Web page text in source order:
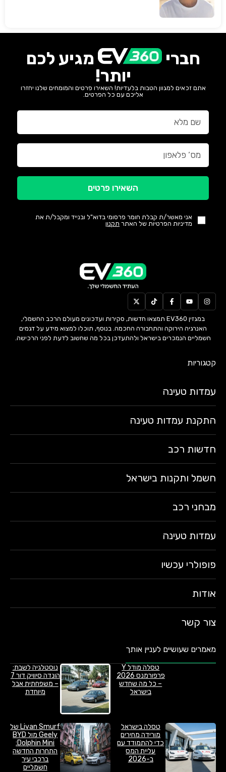
חברי
מגיע לכם
יותר!
אתם זכאים למגוון הטבות בלעדיות! השאירו פרטים והמומחים שלנו יחזרו
אליכם עם כל הפרטים.
אני מאשר/ת קבלת חומר פרסומי בדוא"ל ובנייד ומקבל/ת את
מדיניות הפרטיות של האתר תקנון
השאירו פרטים
במגזין EV360 תמצאו חדשות, סקירות ועדכונים מעולם הרכב החשמלי,
האנרגיה הירוקה והתחבורה החכמה. בנוסף, תוכלו למצוא מידע על דגמים
חשמליים הנמכרים בישראל ולהתעדכן בכל מה שחשוב לדעת לפני הרכישה.
קטגוריות
עמדות טעינה
התקנת עמדות טעינה
חדשות רכב
חשמל ותקנות בישראל
מבחני רכב
עמדות טעינה
פופולרי עכשיו
אודות
צור קשר
מאמרים שעושיים לעניין אותך
טסלה מודל Y
פרפורמנס 2026
– כל מה שחדש
בישראל
נוסטלגיה לשבת:
הונדה סיוויק דור 7
– משפחתית אבל
מיוחדת
טסלה בישראל
מורידה מחירים
כדי להתמודד עם
עליית המס
ב-2026
Livan Smurf של
Geely מול BYD
Dolphin Mini:
התחרות החדשה
ברכבי עיר
חשמליים